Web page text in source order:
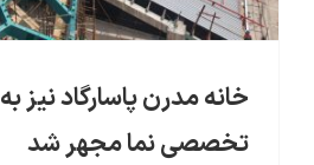
خانه مدرن پاسارگاد نیز
تخصصی نما مجهر شد